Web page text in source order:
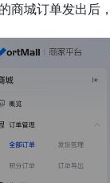
商城订单发出后